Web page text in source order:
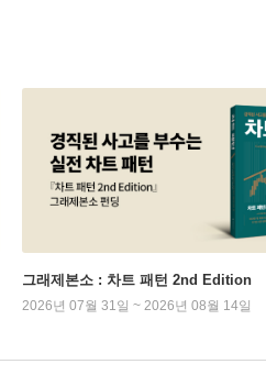
그래제본소 : 차트 패턴 2nd Edition
2026년 07월 31일 ~ 2026년 08월 14일